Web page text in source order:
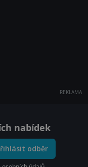
REKLAMA
nabídek
odběr